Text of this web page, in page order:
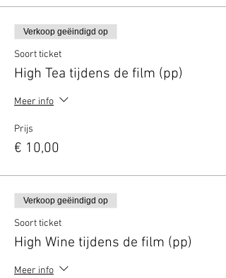
Verkoop geëindigd op
Soort ticket
High Tea tijdens de film (pp)
Meer info
Prijs
€ 10,00
Verkoop geëindigd op
Soort ticket
High Wine tijdens de film (pp)
Meer info